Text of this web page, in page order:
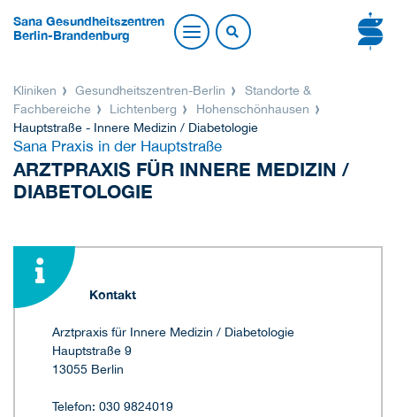
Sana Gesundheitszentren
Berlin-Brandenburg
Kliniken Gesundheitszentren-Berlin
Standorte &
Fachbereiche
Lichtenberg
Hohenschönhausen
Hauptstraße - Innere Medizin / Diabetologie
Sana Praxis in der Hauptstraße
ARZTPRAXIS FÜR INNERE MEDIZIN /
DIABETOLOGIE
Kontakt
Arztpraxis für Innere Medizin / Diabetologie
Hauptstraße 9
13055 Berlin
Telefon: 030 9824019